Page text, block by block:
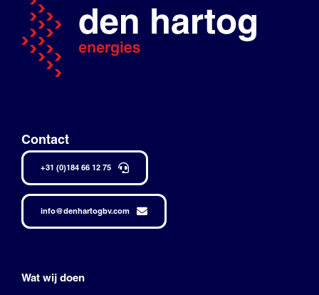
Contact
+31 (0)184 66 12 75
info@denhartogbv.com
Wat wij doen